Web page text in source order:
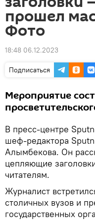
прошел
Фото
18:48 06.12.2023
Подписаться
Мероприятие
В пресс-центре
шеф-редактора
Алымбекова. Он
цепляющие
читателям.
Журналист
столичных вузов и
государственных